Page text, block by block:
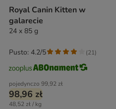
Royal Canin Kitten w
galarecie
24 x 85 g
pojedynczo 99,92 zł
98,96 zł
48,52 zł / kg
Pusto: 4.2/5 (21)